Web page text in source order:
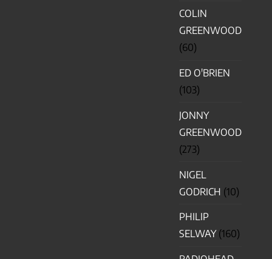
COLIN
GREENWOOD
(60)
ED O'BRIEN
(103)
JONNY
GREENWOOD
(273)
NIGEL
GODRICH (10)
PHILIP
SELWAY(160)